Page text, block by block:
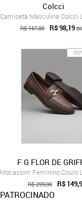
Colcci
R$ 167,00 R$ 98,19
-
F G FLOR DE
R$ 299,90 R$
PATROCINADO